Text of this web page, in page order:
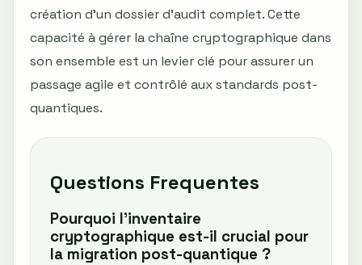
création d’un dossier d’audit complet. Cette
capacité à gérer la chaîne cryptographique dans
son ensemble est un levier clé pour assurer un
passage agile et contrôlé aux standards post-
quantiques.
Questions Frequentes
Pourquoi l'inventaire
cryptographique est-il crucial pour
la migration post-quantique ?